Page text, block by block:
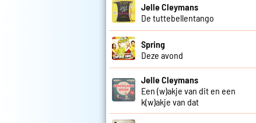
Jelle Cleymans
De tuttebellentango
Spring
Deze avond
Jelle Cleymans
Een (w)akje van dit en een
k(w)akje van dat